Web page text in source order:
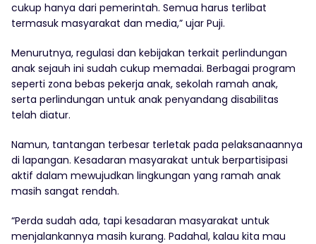
cukup hanya dari pemerintah. Semua harus terlibat
termasuk masyarakat dan media,” ujar Puji.
Menurutnya, regulasi dan kebijakan terkait perlindungan
anak sejauh ini sudah cukup memadai. Berbagai program
seperti zona bebas pekerja anak, sekolah ramah anak,
serta perlindungan untuk anak penyandang disabilitas
telah diatur.
Namun, tantangan terbesar terletak pada pelaksanaannya
di lapangan. Kesadaran masyarakat untuk berpartisipasi
aktif dalam mewujudkan lingkungan yang ramah anak
masih sangat rendah.
“Perda sudah ada, tapi kesadaran masyarakat untuk
menjalankannya masih kurang. Padahal, kalau kita mau